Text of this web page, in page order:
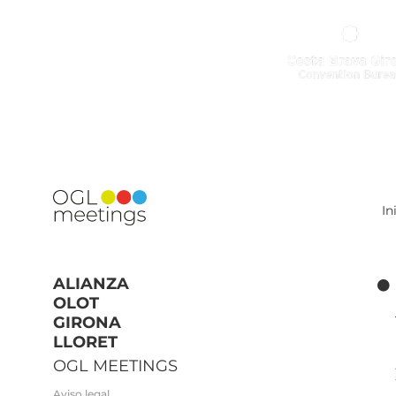
ALIANZA
OLOT
GIRONA
LLORET
OGL MEETINGS